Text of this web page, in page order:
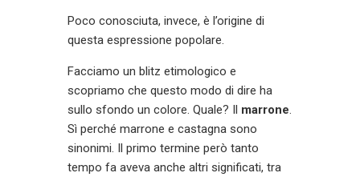
Poco conosciuta, invece, è l’origine di
questa espressione popolare.
Facciamo un blitz etimologico e
scopriamo che questo modo di dire ha
sullo sfondo un colore. Quale? Il marrone.
Sì perché marrone e castagna sono
sinonimi. Il primo termine però tanto
tempo fa aveva anche altri significati, tra